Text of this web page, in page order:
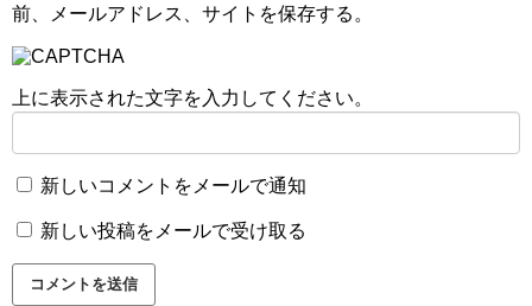
前、メールアドレス、サイトを保存する。
上に表示された文字を入力してください。
新しいコメントをメールで通知
新しい投稿をメールで受け取る